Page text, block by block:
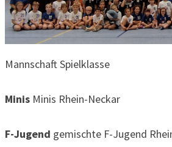
Mannschaft Spielklasse
Minis Minis Rhein-Neckar
F-Jugend gemischte F-Jugend